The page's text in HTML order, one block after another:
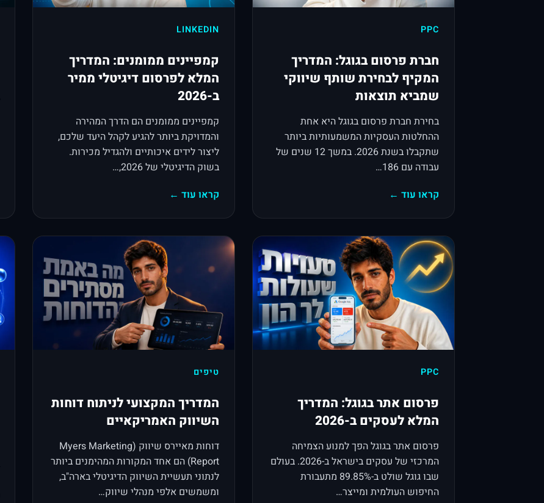
PPC
חברת פרסום בגוגל: המדריך
המקיף לבחירת שותף שיווקי
שמביא תוצאות
בחירת חברת פרסום בגוגל היא אחת
ההחלטות העסקיות המשמעותיות ביותר
שתקבלו בשנת 2026. במשך 12 שנים של
עבודה עם 186…
קראו עוד ←
LINKEDIN
קמפיינים ממומנים: המדריך
המלא לפרסום דיגיטלי ממיר
ב-2026
קמפיינים ממומנים הם הדרך המהירה
והמדויקת ביותר להגיע לקהל היעד שלכם,
ליצור לידים איכותיים ולהגדיל מכירות.
בשוק הדיגיטלי של 2026,…
קראו עוד ←
PPC
פרסום אתר בגוגל: המדריך
המלא לעסקים ב-2026
פרסום אתר בגוגל הפך למנוע הצמיחה
המרכזי של עסקים בישראל ב-2026. בעולם
שבו גוגל שולט ב-89.85% מתעבורת
החיפוש העולמית ומייצר…
טיפים
המדריך המקצועי לניתוח דוחות
השיווק האמריקאיים
דוחות מאיירס שיווק (Myers Marketing
Report) הם אחד המקורות המהימנים ביותר
לנתוני תעשיית השיווק הדיגיטלי בארה"ב,
ומשמשים אלפי מנהלי שיווק…